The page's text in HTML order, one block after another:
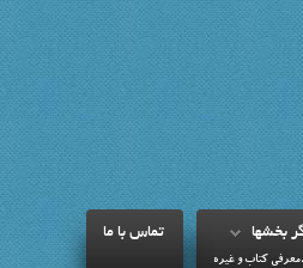
بخشها
کتاب و غيره
تماس با ما